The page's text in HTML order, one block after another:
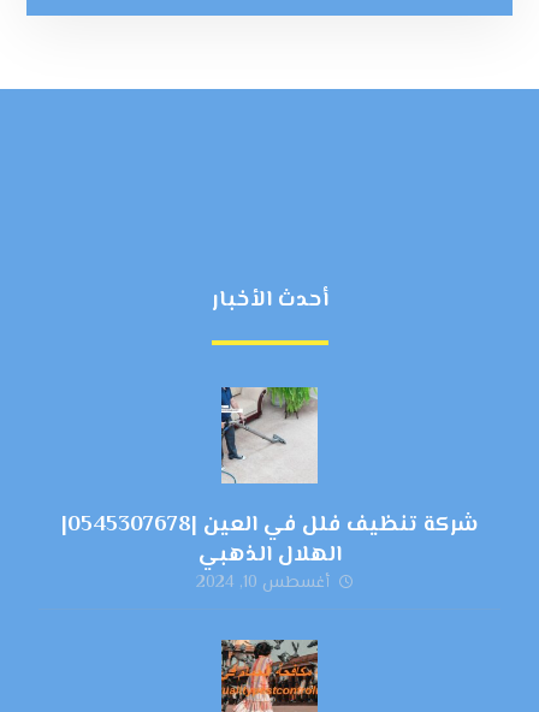
أحدث الأخبار
شركة تنظيف فلل في العين |0545307678|
الهلال الذهبي
أغسطس 10, 2024